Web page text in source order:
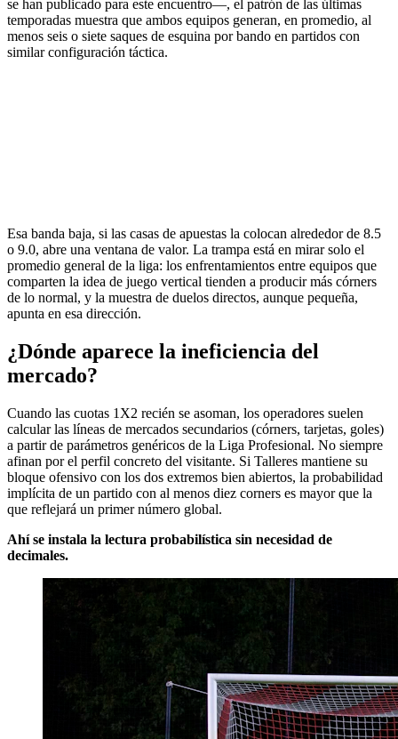
se han publicado para este encuentro—, el patrón de las últimas
temporadas muestra que ambos equipos generan, en promedio, al
menos seis o siete saques de esquina por bando en partidos con
similar configuración táctica.
Esa banda baja, si las casas de apuestas la colocan alrededor de 8.5
o 9.0, abre una ventana de valor. La trampa está en mirar solo el
promedio general de la liga: los enfrentamientos entre equipos que
comparten la idea de juego vertical tienden a producir más córners
de lo normal, y la muestra de duelos directos, aunque pequeña,
apunta en esa dirección.
¿Dónde aparece la ineficiencia del
mercado?
Cuando las cuotas 1X2 recién se asoman, los operadores suelen
calcular las líneas de mercados secundarios (córners, tarjetas, goles)
a partir de parámetros genéricos de la Liga Profesional. No siempre
afinan por el perfil concreto del visitante. Si Talleres mantiene su
bloque ofensivo con los dos extremos bien abiertos, la probabilidad
implícita de un partido con al menos diez corners es mayor que la
que reflejará un primer número global.
Ahí se instala la lectura probabilística sin necesidad de
decimales.